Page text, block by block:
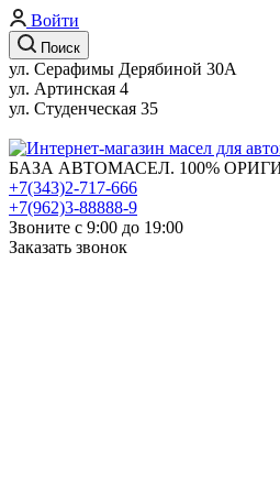
Войти
Поиск
ул. Серафимы Дерябиной 30А
ул. Артинская 4
ул. Студенческая 35
БАЗА АВТОМАСЕЛ. 100%
+7(343)2-717-666
+7(962)3-88888-9
Звоните с 9:00 до 19:00
Заказать звонок